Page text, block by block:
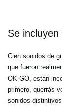
Se
Cien sonidos de
que fueron
OK GO, están
primero, querrás
sonidos